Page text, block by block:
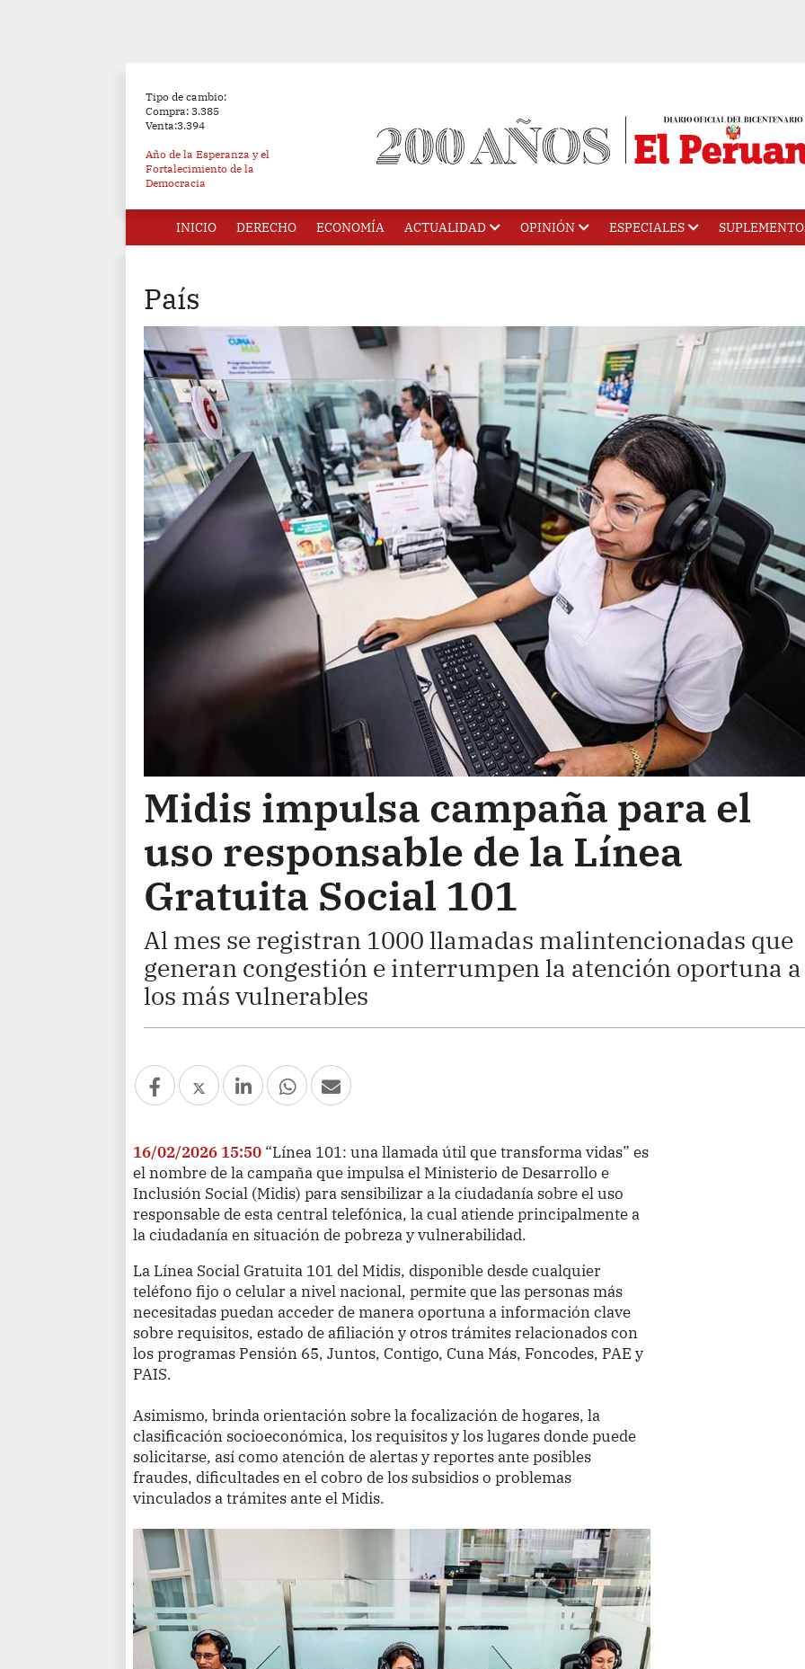
Tipo de cambio:
Compra: 3.385
Venta:3.394
Año de la Esperanza y el
Fortalecimiento de la
Democracia
INICIO DERECHO ECONOMÍA ACTUALIDAD OPINIÓN ESPECIALES
País
Midis impulsa campaña para el
uso responsable de la Línea
Gratuita Social 101
Al mes se registran 1000 llamadas malintencionadas que
generan congestión e interrumpen la atención oportuna a
los más vulnerables
16/02/2026 15:50 “Línea 101: una llamada útil que transforma vidas” es
el nombre de la campaña que impulsa el Ministerio de Desarrollo e
Inclusión Social (Midis) para sensibilizar a la ciudadanía sobre el uso
responsable de esta central telefónica, la cual atiende principalmente a
la ciudadanía en situación de pobreza y vulnerabilidad.
La Línea Social Gratuita 101 del Midis, disponible desde cualquier
teléfono fijo o celular a nivel nacional, permite que las personas más
necesitadas puedan acceder de manera oportuna a información clave
sobre requisitos, estado de afiliación y otros trámites relacionados con
los programas Pensión 65, Juntos, Contigo, Cuna Más, Foncodes, PAE y
PAIS.
Asimismo, brinda orientación sobre la focalización de hogares, la
clasificación socioeconómica, los requisitos y los lugares donde puede
solicitarse, así como atención de alertas y reportes ante posibles
fraudes, dificultades en el cobro de los subsidios o problemas
vinculados a trámites ante el Midis.